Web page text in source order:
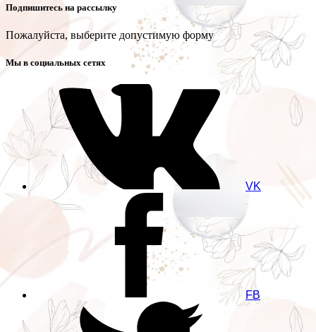
Подпишитесь на рассылку
Пожалуйста, выберите допустимую форму
Мы в социальных сетях
VK
FB